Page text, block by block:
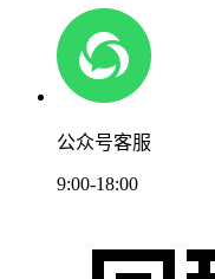
公众号客服
9:00-18:00